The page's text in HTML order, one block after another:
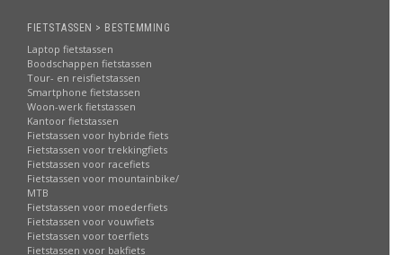
FIETSTASSEN > BESTEMMING
Laptop fietstassen
Boodschappen fietstassen
Tour- en reisfietstassen
Smartphone fietstassen
Woon-werk fietstassen
Kantoor fietstassen
Fietstassen voor hybride fiets
Fietstassen voor trekkingfiets
Fietstassen voor racefiets
Fietstassen voor mountainbike/
MTB
Fietstassen voor moederfiets
Fietstassen voor vouwfiets
Fietstassen voor toerfiets
Fietstassen voor bakfiets